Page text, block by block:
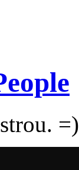
=)